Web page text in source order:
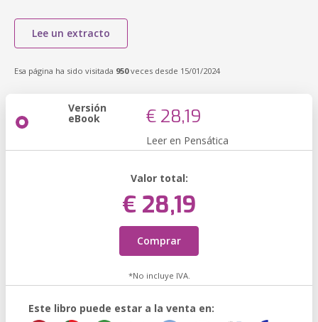
Lee un extracto
Esa página ha sido visitada 950veces desde 15/01/2024
Versión
eBook € 28,19
Leer en Pensática
Valor total:
€ 28,19
Comprar
*No incluye IVA.
Este libro puede estar a la venta en: